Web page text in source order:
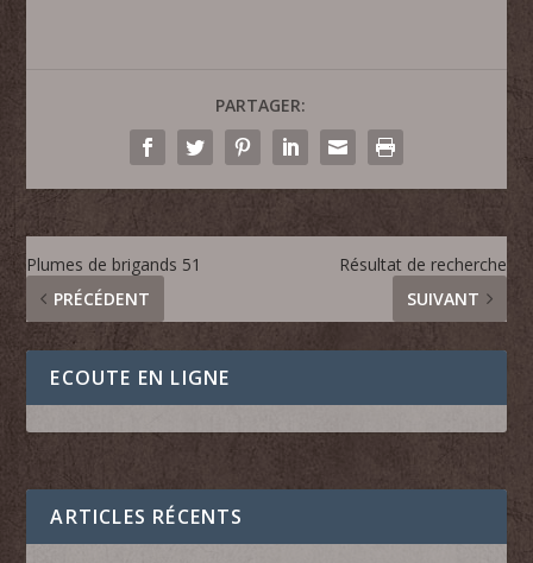
PARTAGER:
Plumes de brigands 51
PRÉCÉDENT
Résultat de recherche
SUIVANT
ECOUTE EN LIGNE
ARTICLES RÉCENTS